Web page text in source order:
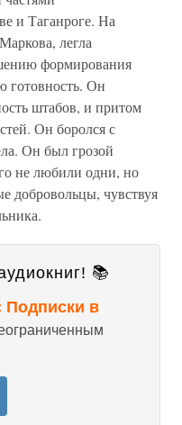
и Таганроге. На
легла
формирования
готовность. Он
штабов, и притом
Он боролся с
Он был грозой
не любили одни, но
добровольцы, чувствуя
📚
Подписки в